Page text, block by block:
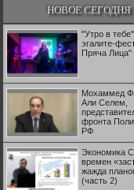
НОВОЕ СЕГОДНЯ
"Утро в
эгалите-
Пряча Лица"
Мохаммед
Али Селем,
фронта
РФ
Экономика
времен
жажда
(часть 2)